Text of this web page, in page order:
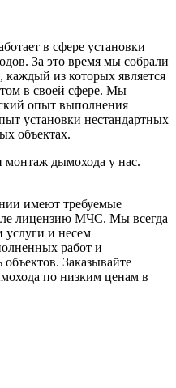
в сфере установки
За это время мы собрали
из которых является
в своей сфере. Мы
опыт выполнения
установки нестандартных
объектах.
монтаж дымохода у нас.
имеют требуемые
лицензию МЧС. Мы всегда
услуги и несем
работ и
Заказывайте
по низким ценам в